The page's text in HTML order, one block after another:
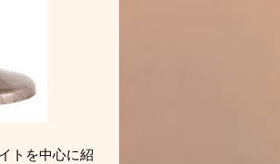
トを中心に紹